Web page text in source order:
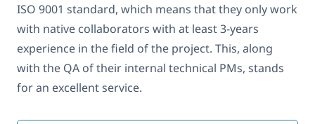
ISO 9001 standard, which means that they only work
with native collaborators with at least 3-years
experience in the field of the project. This, along
with the QA of their internal technical PMs, stands
for an excellent service.